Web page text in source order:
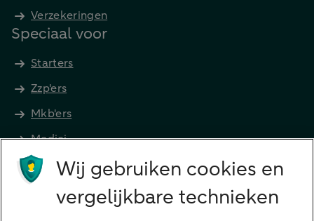
Verzekeringen
Speciaal voor
Starters
Zzp'ers
Mkb'ers
Medici
Advocaten en notarissen
Wij gebruiken cookies en
vergelijkbare technieken